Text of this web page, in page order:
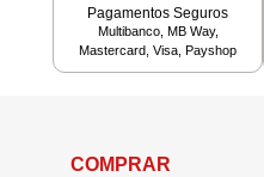
Pagamentos Seguros
Multibanco, MB Way,
Mastercard, Visa, Payshop
COMPRAR